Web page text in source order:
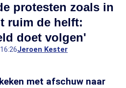
protesten zoals in
ruim de helft:
doet volgen'
Jeroen Kester
met afschuw naar